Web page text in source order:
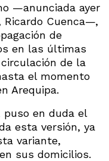
—anunciada ayer
Ricardo Cuenca—,
de
en las últimas
de la
el momento
Arequipa.
puso en duda el
esta versión, ya
variante,
sus domicilios.